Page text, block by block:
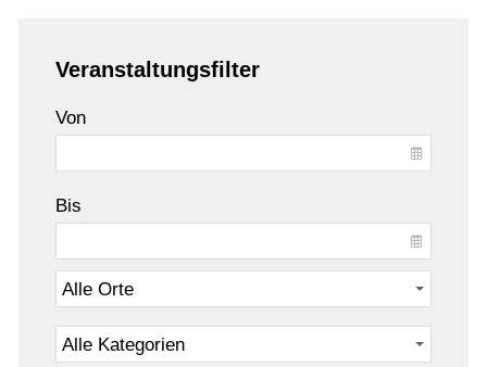
Veranstaltungsfilter
Von
Bis